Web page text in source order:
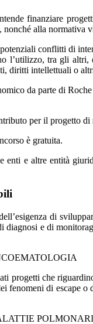
finanziare
alla normativa
conflitti di
l’utilizzo, tra gli
diritti intellettuali o
da parte di
per il progetto
è gratuita.
enti e altre entità
di
diagnosi e di
progetti che
fenomeni di escape
POLMONARI